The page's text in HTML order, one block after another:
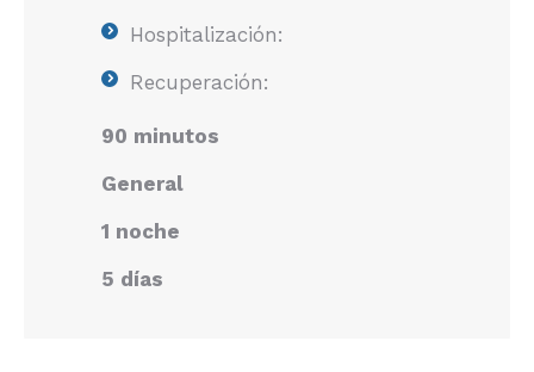
Hospitalización:
Recuperación:
90 minutos
General
1 noche
5 días